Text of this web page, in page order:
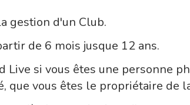
gestion d'un Club.
de 6 mois jusque 12 ans.
Live si vous êtes une personne
vous êtes le propriétaire de